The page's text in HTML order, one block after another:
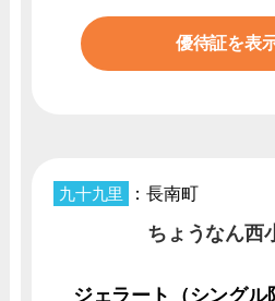
優待証を表
九十九里 ：長南町
ちょうなん西
ジェラート（シングル